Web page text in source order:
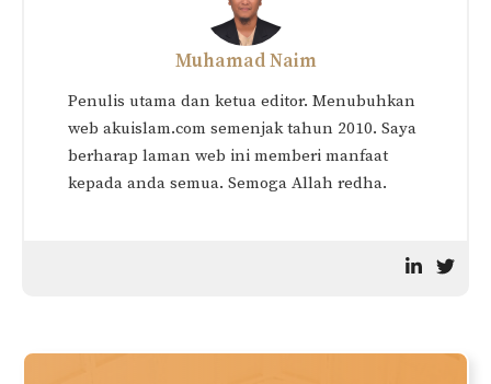
Muhamad Naim
Penulis utama dan ketua editor. Menubuhkan
web akuislam.com semenjak tahun 2010. Saya
berharap laman web ini memberi manfaat
kepada anda semua. Semoga Allah redha.